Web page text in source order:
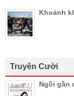
Khoảnh
Truyên Cười
Ngồi gần